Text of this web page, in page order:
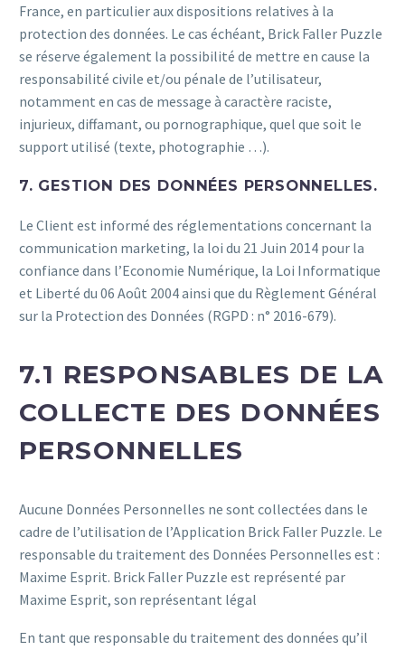
France, en particulier aux dispositions relatives à la
protection des données. Le cas échéant, Brick Faller Puzzle
se réserve également la possibilité de mettre en cause la
responsabilité civile et/ou pénale de l’utilisateur,
notamment en cas de message à caractère raciste,
injurieux, diffamant, ou pornographique, quel que soit le
support utilisé (texte, photographie …).
7. GESTION DES DONNÉES PERSONNELLES.
Le Client est informé des réglementations concernant la
communication marketing, la loi du 21 Juin 2014 pour la
confiance dans l’Economie Numérique, la Loi Informatique
et Liberté du 06 Août 2004 ainsi que du Règlement Général
sur la Protection des Données (RGPD : n° 2016-679).
7.1 RESPONSABLES DE LA
COLLECTE DES DONNÉES
PERSONNELLES
Aucune Données Personnelles ne sont collectées dans le
cadre de l’utilisation de l’Application Brick Faller Puzzle. Le
responsable du traitement des Données Personnelles est :
Maxime Esprit. Brick Faller Puzzle est représenté par
Maxime Esprit, son représentant légal
En tant que responsable du traitement des données qu’il